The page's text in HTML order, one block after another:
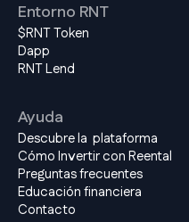
Entorno RNT
$RNT Token
Dapp
RNT Lend
Ayuda
Descubre la plataforma
Cómo Invertir con Reental
Preguntas frecuentes
Educación financiera
Contacto